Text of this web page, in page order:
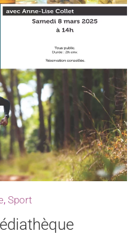
, Sport